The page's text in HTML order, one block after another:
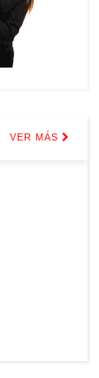
VER MÁS